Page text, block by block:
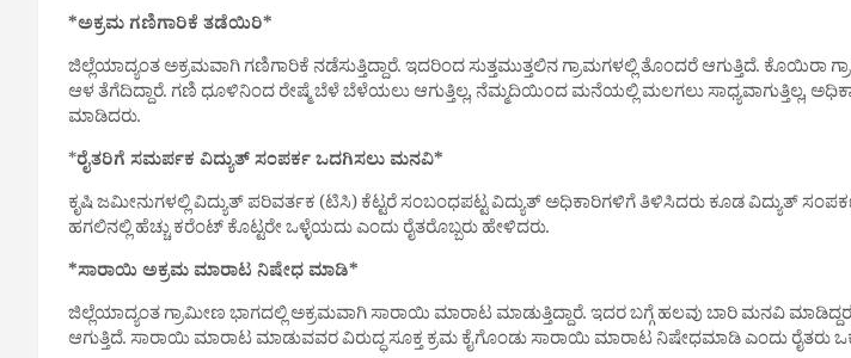
*ಅಕ್ರಮ ಗಣಿಗಾರಿಕೆ ತಡೆಯಿರಿ*
ಜಿಲ್ಲೆಯಾದ್ಯಂತ ಅಕ್ರಮವಾಗಿ ಗಣಿಗಾರಿಕೆ ನಡೆಸುತ್ತಿದ್ದಾರೆ. ಇದರಿಂದ ಸುತ್ತಮುತ್ತಲಿನ ಗ್ರಾಮಗಳಲ್ಲಿ ತೊಂದರೆ ಆಗುತ್ತಿದೆ.
ಆಳ ತೆಗೆದಿದ್ದಾರೆ. ಗಣಿ ಧೂಳಿನಿಂದ ರೇಷ್ಮೆ ಬೆಳೆ ಬೆಳೆಯಲು ಆಗುತ್ತಿಲ್ಲ, ನೆಮ್ಮದಿಯಿಂದ ಮನೆಯಲ್ಲಿ ಮಲಗಲು ಸಾಧ್ಯವಾಗುತ್ತಿಲ್ಲ,
ಮಾಡಿದರು.
*ರೈತರಿಗೆ ಸಮರ್ಪಕ ವಿದ್ಯುತ್ ಸಂಪರ್ಕ ಒದಗಿಸಲು ಮನವಿ*
ಕೃಷಿ ಜಮೀನುಗಳಲ್ಲಿ ವಿದ್ಯುತ್ ಪರಿವರ್ತಕ (ಟಿಸಿ) ಕೆಟ್ಟರೆ ಸಂಬಂಧಪಟ್ಟ ವಿದ್ಯುತ್ ಅಧಿಕಾರಿಗಳಿಗೆ ತಿಳಿಸಿದರು ಕೂಡ ವಿದ್ಯುತ್
ಹಗಲಿನಲ್ಲಿ ಹೆಚ್ಚು ಕರೆಂಟ್ ಕೊಟ್ಟರೇ ಒಳ್ಳೆಯದು ಎಂದು ರೈತರೊಬ್ಬರು ಹೇಳಿದರು.
*ಸಾರಾಯಿ ಅಕ್ರಮ ಮಾರಾಟ ನಿಷೇಧ ಮಾಡಿ*
ಜಿಲ್ಲೆಯಾದ್ಯಂತ ಗ್ರಾಮೀಣ ಭಾಗದಲ್ಲಿ ಅಕ್ರಮವಾಗಿ ಸಾರಾಯಿ ಮಾರಾಟ ಮಾಡುತ್ತಿದ್ದಾರೆ. ಇದರ ಬಗ್ಗೆ ಹಲವು ಬಾರಿ ಮನವಿ
ಆಗುತ್ತಿದೆ. ಸಾರಾಯಿ ಮಾರಾಟ ಮಾಡುವವರ ವಿರುದ್ಧ ಸೂಕ್ತ ಕ್ರಮ ಕೈಗೊಂಡು ಸಾರಾಯಿ ಮಾರಾಟ ನಿಷೇಧಮಾಡಿ ಎಂದು ರೈತರು